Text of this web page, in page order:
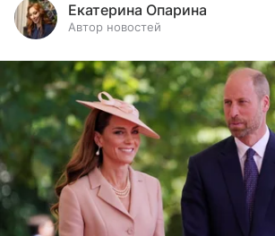
Екатерина Опарина
Автор новостей